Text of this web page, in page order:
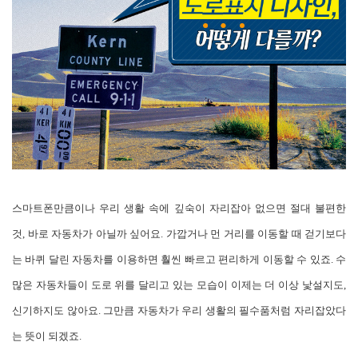
스마트폰만큼이나 우리 생활 속에 깊숙이 자리잡아 없으면 절대 불편한
것, 바로 자동차가 아닐까 싶어요. 가깝거나 먼 거리를 이동할 때 걷기보다
는 바퀴 달린 자동차를 이용하면 훨씬 빠르고 편리하게 이동할 수 있죠. 수
많은 자동차들이 도로 위를 달리고 있는 모습이 이제는 더 이상 낯설지도,
신기하지도 않아요. 그만큼 자동차가 우리 생활의 필수품처럼 자리잡았다
는 뜻이 되겠죠.